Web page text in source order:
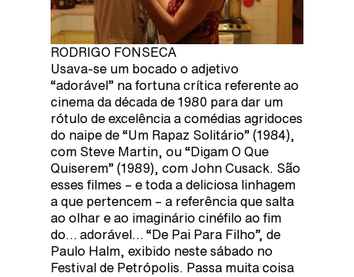
RODRIGO FONSECA
Usava-se um bocado o adjetivo
“adorável” na fortuna crítica referente ao
cinema da década de 1980 para dar um
rótulo de excelência a comédias agridoces
do naipe de “Um Rapaz Solitário” (1984),
com Steve Martin, ou “Digam O Que
Quiserem” (1989), com John Cusack. São
esses filmes – e toda a deliciosa linhagem
a que pertencem – a referência que salta
ao olhar e ao imaginário cinéfilo ao fim
do… adorável… “De Pai Para Filho”, de
Paulo Halm, exibido neste sábado no
Festival de Petrópolis. Passa muita coisa